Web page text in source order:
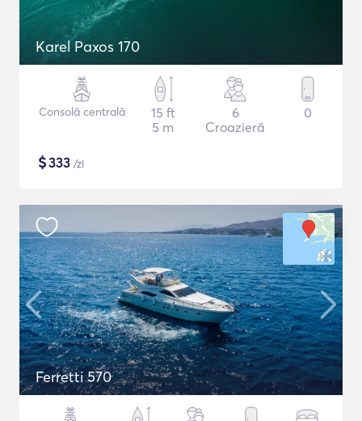
Karel Paxos 170
Consolă centrală
15 ft
5 m
6
Croazieră
0
$333 /zi
Ferretti 570